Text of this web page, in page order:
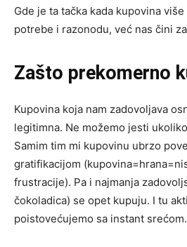
Gde je ta tačka kada kupovina
potrebe i razonodu, već nas čini
Zašto prekomerno
Kupovina koja nam zadovoljava
legitimna. Ne možemo jesti
Samim tim mi kupovinu ubrzo
gratifikacijom
frustracije). Pa i najmanja
čokoladica) se opet kupuju. I tu
poistovećujemo sa instant srećom.